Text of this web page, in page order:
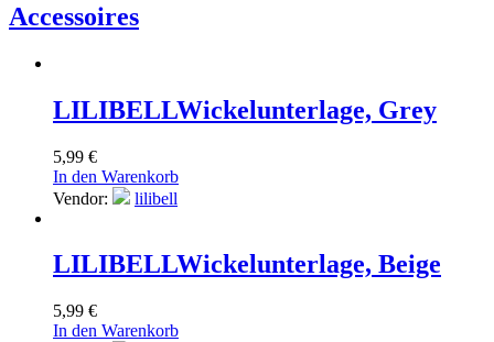
Accessoires
LILIBELLWickelunterlage, Grey
5,99 €
In den Warenkorb
Vendor:
lilibell
LILIBELLWickelunterlage, Beige
5,99 €
In den Warenkorb